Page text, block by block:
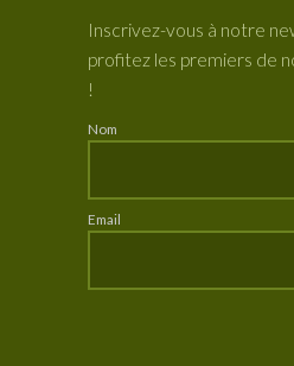
Inscrivez-vous à notre
profitez les premiers de
!
Nom
Email